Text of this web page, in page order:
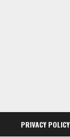
PRIVACY POLICY